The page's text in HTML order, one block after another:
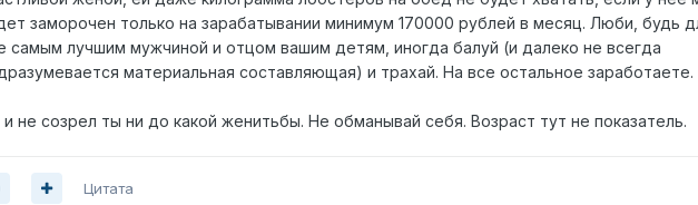
заморочен только на зарабатывании минимум 170000 рублей в месяц. Люби, будь
самым лучшим мужчиной и отцом вашим детям, иногда балуй (и далеко не всегда
материальная составляющая) и трахай. На все остальное заработаете.
не созрел ты ни до какой женитьбы. Не обманывай себя. Возраст тут не показатель.
Цитата